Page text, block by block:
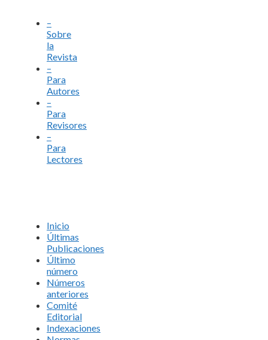
–
Sobre
la
Revista
–
Para
Autores
–
Para
Revisores
–
Para
Lectores
Inicio
Últimas
Publicaciones
Último
número
Números
anteriores
Comité
Editorial
Indexaciones